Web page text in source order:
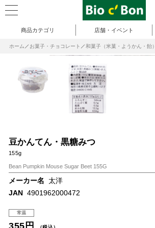
商品カテゴリ 店舗・イベント
ホーム お菓子・チョコレート 和菓子（米菓・ようかん・飴）
豆かんてん・黒糖みつ
155g
Bean Pumpkin Mouse Sugar Beet 155G
メーカー名
太洋
JAN 4901962000472
常温
355円